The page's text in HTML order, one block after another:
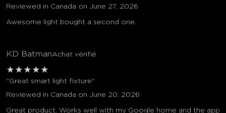
Reviewed in Canada on June 27, 2026
Awesome light bought a second one.
KD BatmanAchat vérifié
★ ★ ★ ★ ★
"Great smart light fixture"
Reviewed in Canada on June 20, 2026
Great product. Works well with my Google home and the app